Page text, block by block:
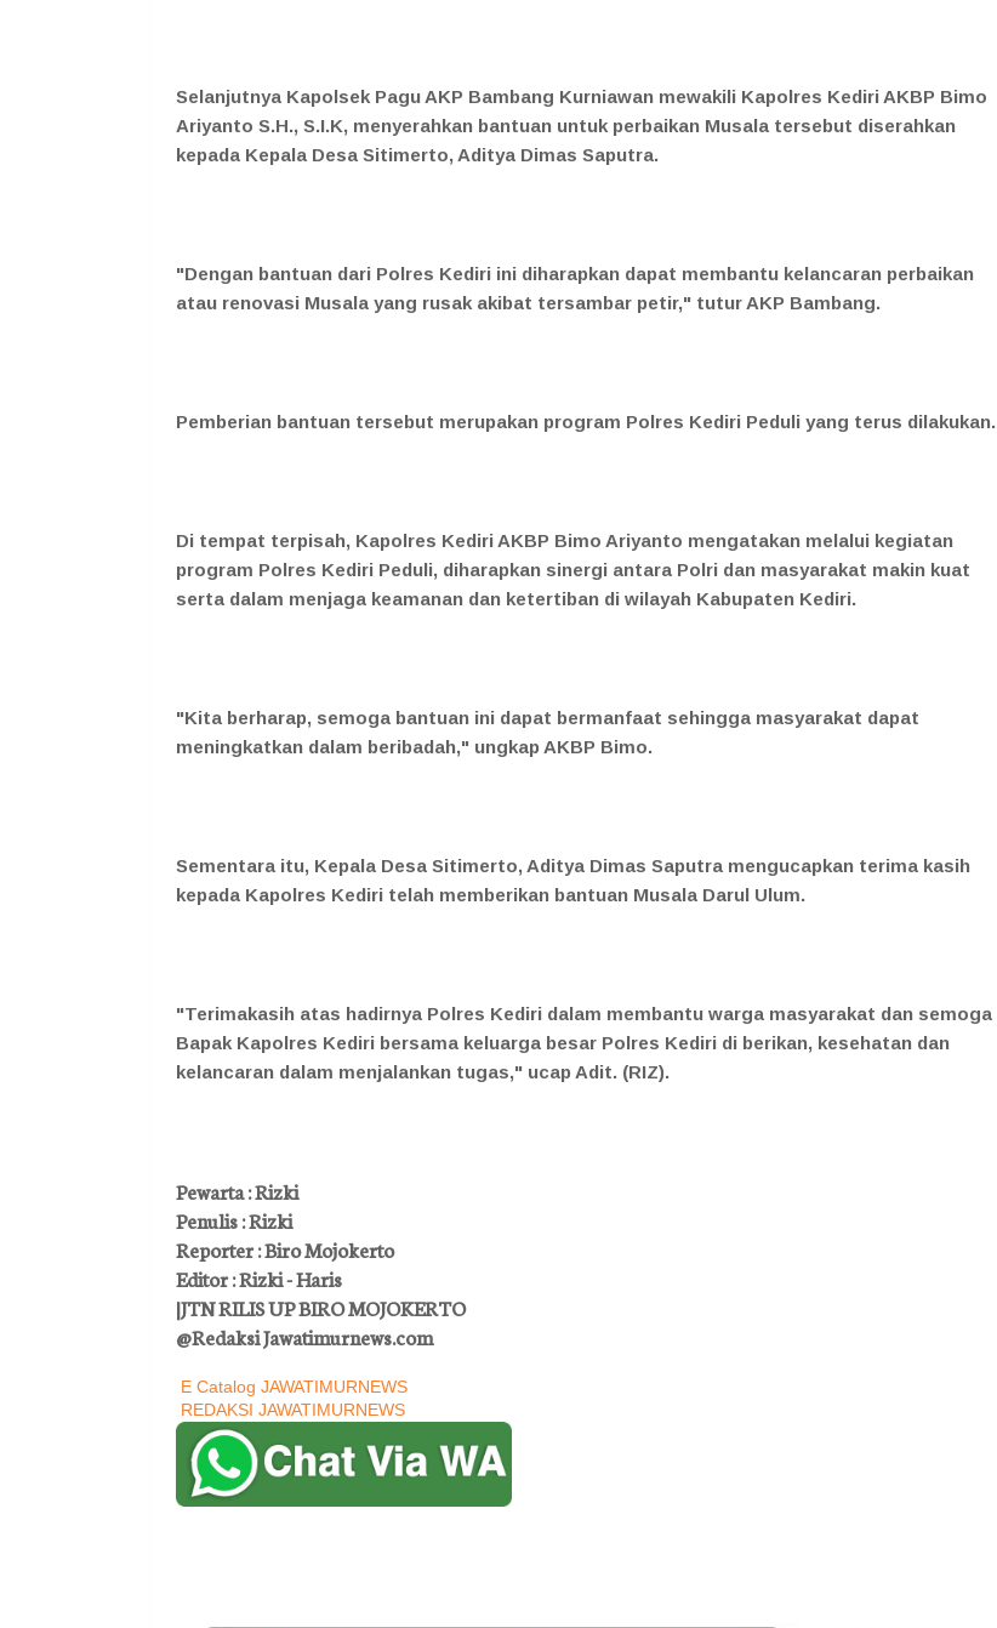
Selanjutnya Kapolsek Pagu AKP Bambang Kurniawan mewakili Kapolres Kediri AKBP Bimo
Ariyanto S.H., S.I.K, menyerahkan bantuan untuk perbaikan Musala tersebut diserahkan
kepada Kepala Desa Sitimerto, Aditya Dimas Saputra.
"Dengan bantuan dari Polres Kediri ini diharapkan dapat membantu kelancaran perbaikan
atau renovasi Musala yang rusak akibat tersambar petir," tutur AKP Bambang.
Pemberian bantuan tersebut merupakan program Polres Kediri Peduli yang terus dilakukan.
Di tempat terpisah, Kapolres Kediri AKBP Bimo Ariyanto mengatakan melalui kegiatan
program Polres Kediri Peduli, diharapkan sinergi antara Polri dan masyarakat makin kuat
serta dalam menjaga keamanan dan ketertiban di wilayah Kabupaten Kediri.
"Kita berharap, semoga bantuan ini dapat bermanfaat sehingga masyarakat dapat
meningkatkan dalam beribadah," ungkap AKBP Bimo.
Sementara itu, Kepala Desa Sitimerto, Aditya Dimas Saputra mengucapkan terima kasih
kepada Kapolres Kediri telah memberikan bantuan Musala Darul Ulum.
"Terimakasih atas hadirnya Polres Kediri dalam membantu warga masyarakat dan semoga
Bapak Kapolres Kediri bersama keluarga besar Polres Kediri di berikan, kesehatan dan
kelancaran dalam menjalankan tugas," ucap Adit. (RIZ).
Pewarta : Rizki
Penulis : Rizki
Reporter : Biro Mojokerto
Editor : Rizki - Haris
|JTN RILIS UP BIRO MOJOKERTO
@Redaksi Jawatimurnews.com
E Catalog JAWATIMURNEWS
REDAKSI JAWATIMURNEWS